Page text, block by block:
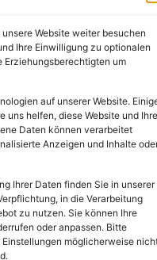
Website weiter besuchen
Ihre Einwilligung zu optionalen
Erziehungsberechtigten um
auf unserer Website.
uns helfen, diese Website und Ihre
Daten können verarbeitet
Anzeigen und Inhalte
Ihrer Daten finden Sie in unserer
in die Verarbeitung
zu nutzen. Sie können Ihre
oder anpassen. Bitte
möglicherweise
reserved.
neuwied.de
Neuwied